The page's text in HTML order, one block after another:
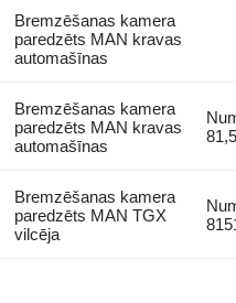
Bremzēšanas kamera
paredzēts MAN kravas
automašīnas
Bremzēšanas kamera
paredzēts MAN kravas
automašīnas
Bremzēšanas kamera
paredzēts MAN TGX
vilcēja